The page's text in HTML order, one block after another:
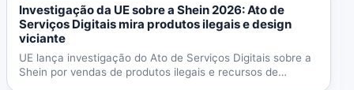
Investigação da UE sobre a Shein 2026: Ato de
Serviços Digitais mira produtos ilegais e design
viciante
UE lança investigação do Ato de Serviços Digitais sobre a
Shein por vendas de produtos ilegais e recursos de